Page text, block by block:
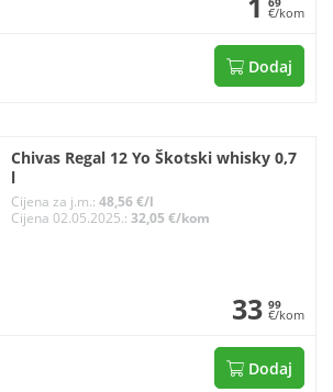
€/kom
Dodaj
Chivas Regal 12 Yo Škotski whisky 0,7
l
Cijena za j.m.:48,56 €/l
Cijena 02.05.2025.:32,05 €/kom
33 99
€/kom
Dodaj